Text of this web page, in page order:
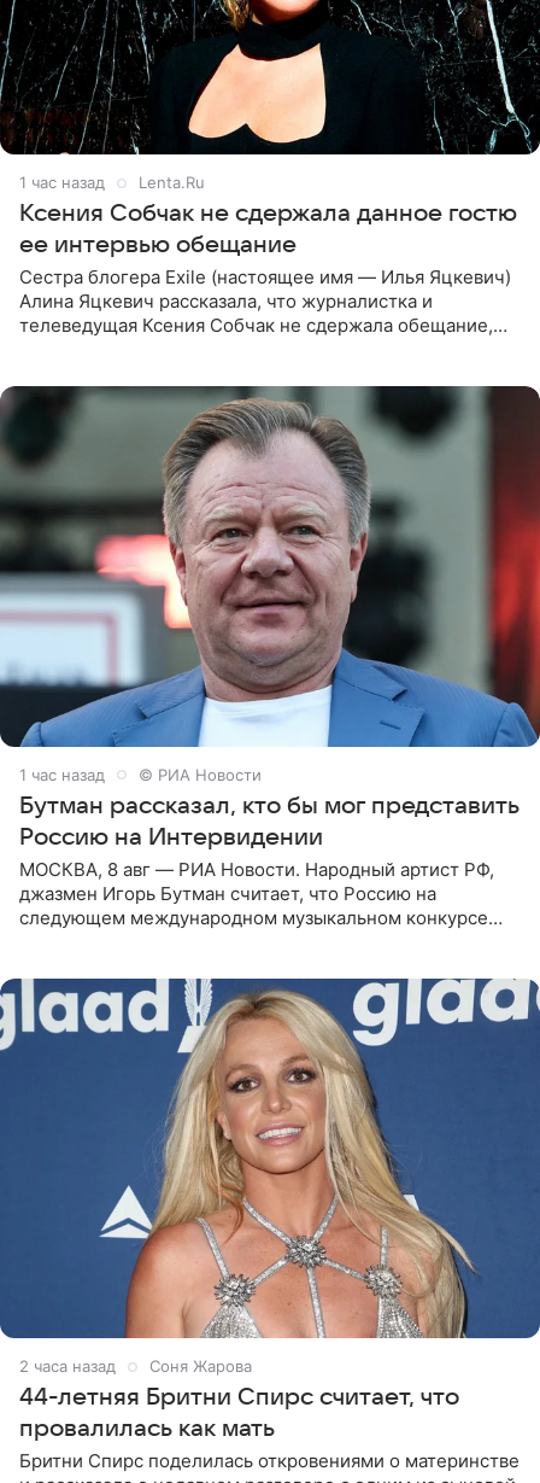
1 час назад Lenta.Ru
Ксения Собчак не сдержала данное гостю
ее интервью обещание
Сестра блогера Exile (настоящее имя — Илья Яцкевич)
Алина Яцкевич рассказала, что журналистка и
телеведущая Ксения Собчак не сдержала обещание,
1 час назад © РИА Новости
Бутман рассказал, кто бы мог представить
Россию на Интервидении
МОСКВА, 8 авг — РИА Новости. Народный артист РФ,
джазмен Игорь Бутман считает, что Россию на
следующем международном музыкальном конкурсе
2 часа назад Соня Жарова
44-летняя Бритни Спирс считает, что
провалилась как мать
Бритни Спирс поделилась откровениями о материнстве